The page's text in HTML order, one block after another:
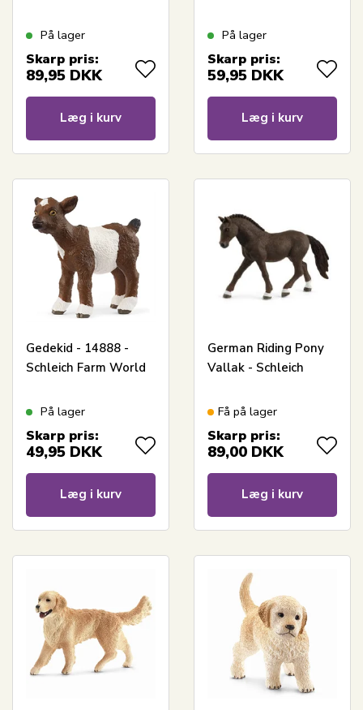
På lager
Skarp pris:
89,95 DKK
Læg i kurv
På lager
Skarp pris:
59,95 DKK
Læg i kurv
Gedekid - 14888 -
Schleich Farm World
På lager
Skarp pris:
49,95 DKK
Læg i kurv
German Riding Pony
Vallak - Schleich
Få på lager
Skarp pris:
89,00 DKK
Læg i kurv